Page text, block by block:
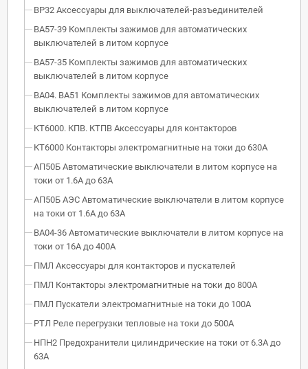
ВР32 Аксессуары для выключателей-разъединителей
ВА57-39 Комплекты зажимов для автоматических
выключателей в литом корпусе
ВА57-35 Комплекты зажимов для автоматических
выключателей в литом корпусе
ВА04. ВА51 Комплекты зажимов для автоматических
выключателей в литом корпусе
КТ6000. КПВ. КТПВ Аксессуары для контакторов
КТ6000 Контакторы электромагнитные на токи до 630А
АП50Б Автоматические выключатели в литом корпусе на
токи от 1.6А до 63А
АП50Б АЭС Автоматические выключатели в литом корпусе
на токи от 1.6А до 63А
ВА04-36 Автоматические выключатели в литом корпусе на
токи от 16А до 400А
ПМЛ Аксессуары для контакторов и пускателей
ПМЛ Контакторы электромагнитные на токи до 800А
ПМЛ Пускатели электромагнитные на токи до 100А
РТЛ Реле перегрузки тепловые на токи до 500А
НПН2 Предохранители цилиндрические на токи от 6.3А до
63А